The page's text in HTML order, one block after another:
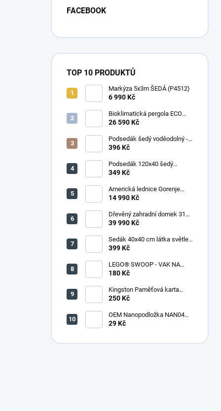
FACEBOOK
TOP 10 PRODUKTŮ
Markýza 5x3m ŠEDÁ (P4512)
6 990 Kč
Bioklimatická pergola ECO
4x3 m, ocel - volně stojící
26 590 Kč
Podsedák šedý voděodolný -
set 4ks
396 Kč
Podsedák 120x40 šedý
voděodolný
349 Kč
Americká lednice Gorenje
NRR9185DAXL
14 990 Kč
Dřevěný zahradní domek 316
(290 x 318 x 221 cm)
39 990 Kč
Sedák 40x40 cm látka světle
zelený melír - set 4 kusy
399 Kč
LEGO® SWOOP - VAK NA
KOSTKY
180 Kč
Kingston Paměťová karta
microSDHC 32GB + adaptér
250 Kč
OEM Nanopodložka NAN04
sv.modrá
29 Kč